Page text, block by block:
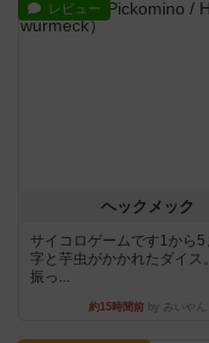
レビュー
ヘックメック
サイコロゲームです1から5
字と芋虫がかかれたダイス
振っ...
約15時間前 by みいやん